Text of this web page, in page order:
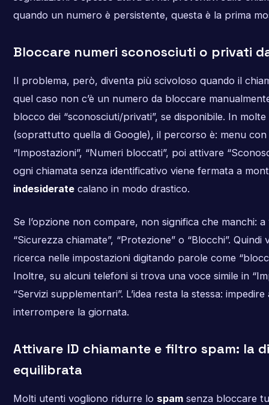
quando un numero è persistente, questa è la prima
Bloccare numeri sconosciuti o privati
Il problema, però, diventa più scivoloso quando il
quel caso non c’è un numero da bloccare
blocco dei “sconosciuti/privati”, se disponibile. In
(soprattutto quella di Google), il percorso è: menu
“Impostazioni”, “Numeri bloccati”, poi attivare
ogni chiamata senza identificativo viene fermata a
indesideratecalano in modo drastico.
Se l’opzione non compare, non significa che manchi:
“Sicurezza chiamate”, “Protezione” o “Blocchi”.
ricerca nelle impostazioni digitando parole come
Inoltre, su alcuni telefoni si trova una voce simile in
“Servizi supplementari”. L’idea resta la stessa:
interrompere la giornata.
Attivare ID chiamante e filtro spam: la
equilibrata
Molti utenti vogliono ridurre lo spamsenza bloccare